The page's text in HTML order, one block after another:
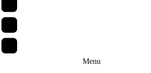
Menu